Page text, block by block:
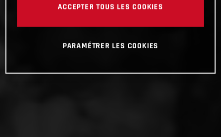
ACCEPTER TOUS LES COOKIES
PARAMÉTRER LES COOKIES